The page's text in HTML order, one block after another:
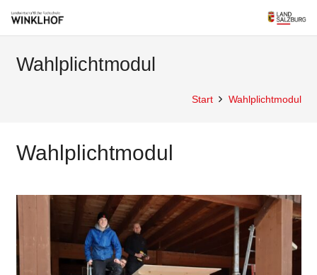
Wahlplichtmodul
Start Wahlplichtmodul
Wahlplichtmodul